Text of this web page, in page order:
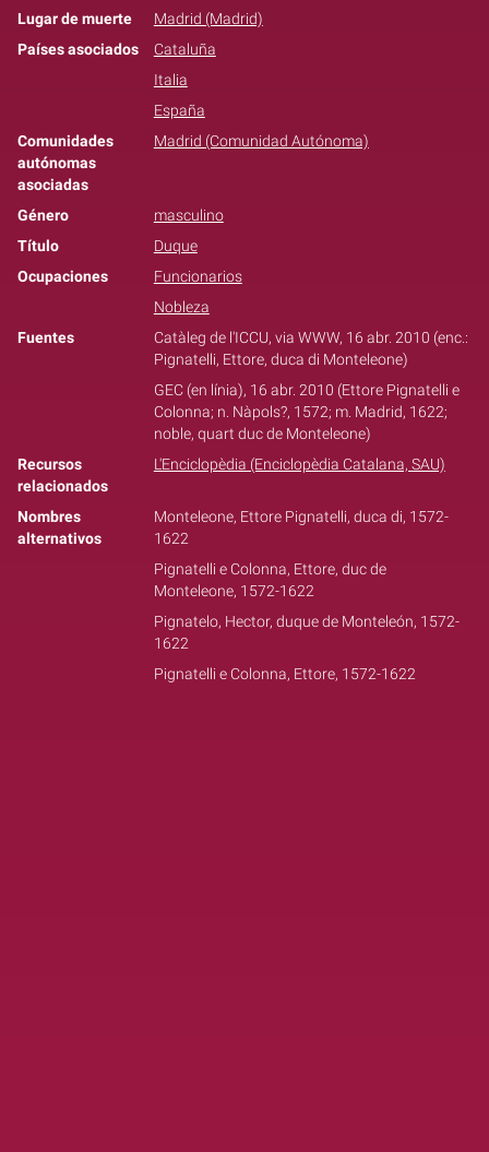
Lugar de muerte
Madrid (Madrid)
Países asociados
Cataluña
Italia
España
Comunidades
autónomas
asociadas
Madrid (Comunidad Autónoma)
Género
masculino
Título
Duque
Ocupaciones
Funcionarios
Nobleza
Fuentes
Catàleg de l'ICCU, via WWW, 16 abr. 2010 (enc.:
Pignatelli, Ettore, duca di Monteleone)
GEC (en línia), 16 abr. 2010 (Ettore Pignatelli e
Colonna; n. Nàpols?, 1572; m. Madrid, 1622;
noble, quart duc de Monteleone)
Recursos
relacionados
L'Enciclopèdia (Enciclopèdia Catalana, SAU)
Nombres
alternativos
Monteleone, Ettore Pignatelli, duca di, 1572-
1622
Pignatelli e Colonna, Ettore, duc de
Monteleone, 1572-1622
Pignatelo, Hector, duque de Monteleón, 1572-
1622
Pignatelli e Colonna, Ettore, 1572-1622